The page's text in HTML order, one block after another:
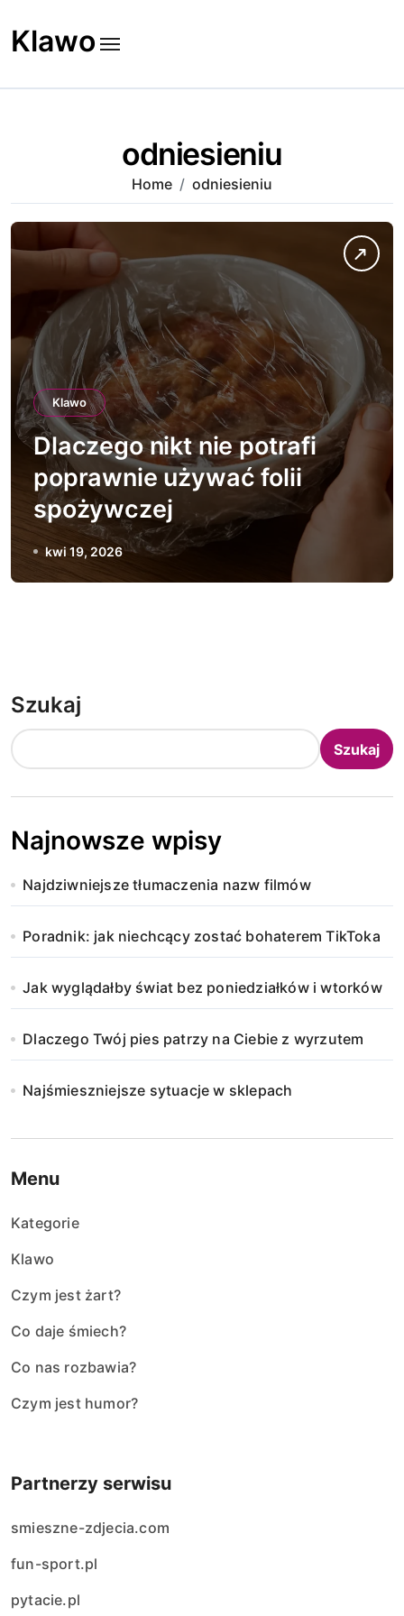
to
content
Klawo
odniesieniu
Home odniesieniu
Klawo
Dlaczego nikt nie potrafi
poprawnie używać folii
spożywczej
kwi 19, 2026
Szukaj
Szukaj
Najnowsze wpisy
Najdziwniejsze tłumaczenia nazw filmów
Poradnik: jak niechcący zostać bohaterem TikToka
Jak wyglądałby świat bez poniedziałków i wtorków
Dlaczego Twój pies patrzy na Ciebie z wyrzutem
Najśmieszniejsze sytuacje w sklepach
Menu
Kategorie
Klawo
Czym jest żart?
Co daje śmiech?
Co nas rozbawia?
Czym jest humor?
Partnerzy serwisu
smieszne-zdjecia.com
fun-sport.pl
pytacie.pl